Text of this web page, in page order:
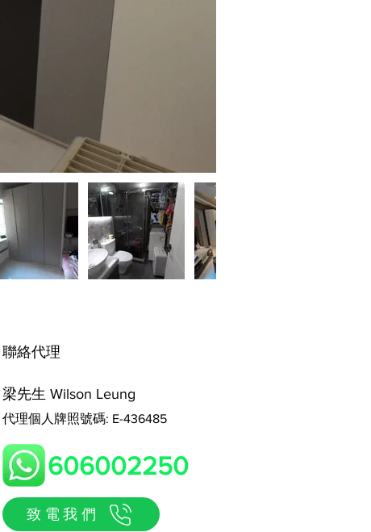
​聯絡代理
梁先生 Wilson Leung
代理個人牌照號碼: E-436485
606002250
致電我們